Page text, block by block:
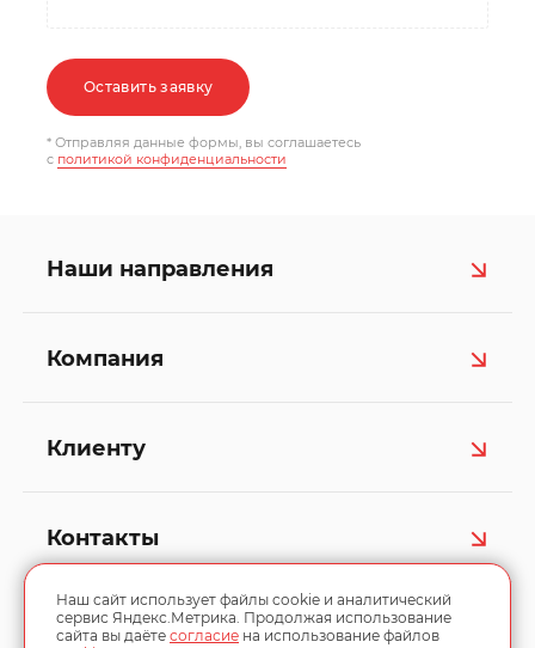
Оставить заявку
* Отправляя данные формы, вы соглашаетесь
c политикой конфиденциальности
Наши направления
Компания
Клиенту
Контакты
Наш сайт использует файлы cookie и аналитический
сервис Яндекс.Метрика. Продолжая использование
сайта вы даёте согласие на использование файлов